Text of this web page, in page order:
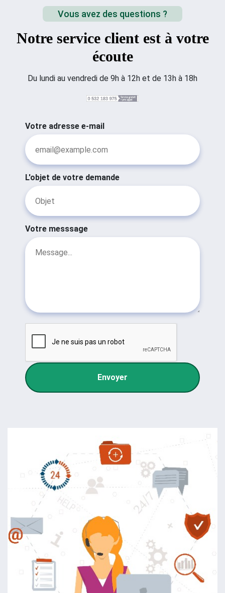
Vous avez des questions ?
Notre service client est à votre
écoute
Du lundi au vendredi de 9h à 12h et de 13h à 18h
Votre adresse e-mail
L'objet de votre demande
Votre messsage
Envoyer